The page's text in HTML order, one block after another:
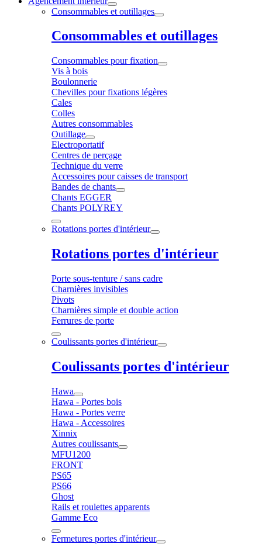
Consommables et outillages
Consommables et outillages
Consommables pour fixation
Vis à bois
Boulonnerie
Chevilles pour fixations légères
Cales
Colles
Autres consommables
Outillage
Electroportatif
Centres de perçage
Technique du verre
Accessoires pour caisses de transport
Bandes de chants
Chants EGGER
Chants POLYREY
Rotations portes d'intérieur
Rotations portes d'intérieur
Porte sous-tenture / sans cadre
Charnières invisibles
Pivots
Charnières simple et double action
Ferrures de porte
Coulissants portes d'intérieur
Coulissants portes d'intérieur
Hawa
Hawa - Portes bois
Hawa - Portes verre
Hawa - Accessoires
Xinnix
Autres coulissants
MFU1200
FRONT
PS65
PS66
Ghost
Rails et roulettes apparents
Gamme Eco
Fermetures portes d'intérieur